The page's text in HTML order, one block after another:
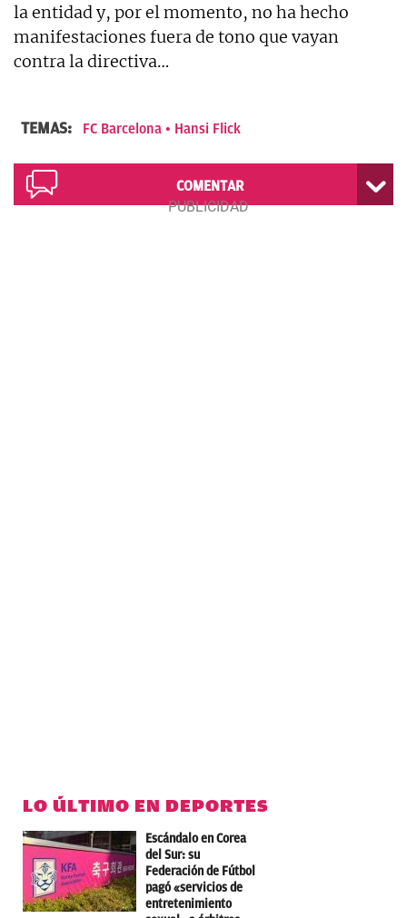
la entidad y, por el momento, no ha hecho
manifestaciones fuera de tono que vayan
contra la directiva…
TEMAS: FC Barcelona Hansi Flick
COMENTAR
LO ÚLTIMO EN DEPORTES
Escándalo en Corea
del Sur: su
Federación de Fútbol
pagó «servicios de
entretenimiento